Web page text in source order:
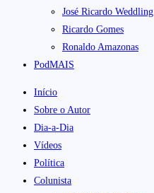
José Ricardo Weddling
Ricardo Gomes
Ronaldo Amazonas
PodMAIS
Início
Sobre o Autor
Dia-a-Dia
Vídeos
Política
Colunista